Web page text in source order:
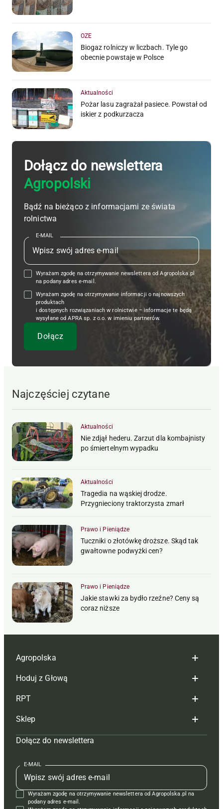
OZE
Biogaz rolniczy w liczbach. Tyle go
obecnie powstaje w Polsce
Aktualności
Pożar lasu zagrażał pasiece. Powstał od
iskier z podkurzacza
Dołącz do newslettera
Agropolski
Bądź na bieżąco z informacjami ze świata
rolnictwa
E-MAIL
Wyrażam zgodę na otrzymywanie newslettera od Agropolska.pl
na podany adres e-mail.
Wyrażam zgodę na otrzymywanie informacji o najnowszych
produktach
i dostępnych rozwiązaniach w rolnictwie – informacje te będą
wysyłane od APRA sp. z o.o. w imieniu partnerów.
Najczęściej czytane
Aktualności
Nie zdjął hederu. Zarzut dla kombajnisty
po śmiertelnym wypadku
Aktualności
Tragedia na wąskiej drodze.
Przygnieciony traktorzysta zmarł
Prawo i Pieniądze
Tuczniki o złotówkę droższe. Skąd tak
gwałtowne podwyżki cen?
Prawo i Pieniądze
Jakie stawki za bydło rzeźne? Ceny są
coraz niższe
Agropolska
Redakcja
Reklama
Tagi
Mapa serwisu
Kontakt
Regulamin
Polityka prywatności
Hoduj z Głową
Hoduj z głową bydło
Hoduj z głową świnie
Prenumerata
Redakcja
Kontakt
Reklama
RPT
Redakcja
Prenumerata
Reklama
Kontakt
Krzyżówki
Sklep
Czasopisma i prenumerata
Książki
Regulamin
Dołącz do newslettera
E-MAIL
Wyrażam zgodę na otrzymywanie newslettera od Agropolska.pl na
podany adres e-mail.